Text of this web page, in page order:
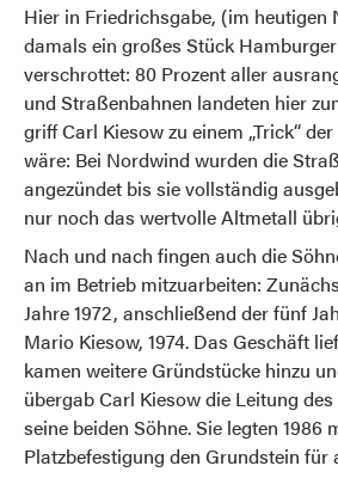
Hier in Friedrichsgabe, (im heutigen
damals ein großes Stück
verschrottet: 80 Prozent aller
und Straßenbahnen landeten hier
griff Carl Kiesow zu einem „Trick“
wäre: Bei Nordwind wurden die
angezündet bis sie vollständig
nur noch das wertvolle Altmetall
Nach und nach fingen auch die
an im Betrieb mitzuarbeiten:
Jahre 1972, anschließend der fünf
Mario Kiesow, 1974. Das Geschäft
kamen weitere Gründstücke hinzu
übergab Carl Kiesow die Leitung
seine beiden Söhne. Sie legten 1986
Platzbefestigung den Grundstein für